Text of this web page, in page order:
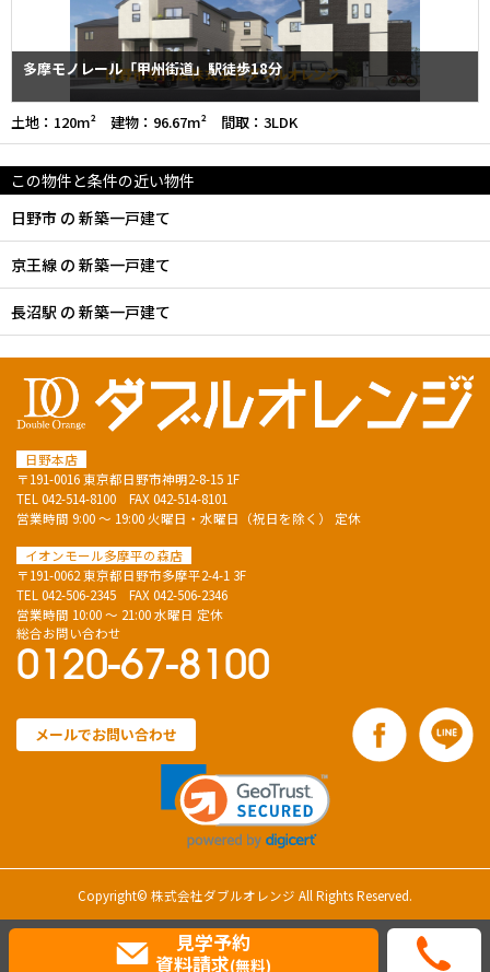
多摩モノレール「甲州街道」駅徒歩18分
土地：120m² 建物：96.67m² 間取：3LDK
この物件と条件の近い物件
日野市 の 新築一戸建て
京王線 の 新築一戸建て
長沼駅 の 新築一戸建て
日野本店
〒191-0016 東京都日野市神明2-8-15 1F
TEL 042-514-8100 FAX 042-514-8101
営業時間 9:00 ～ 19:00 火曜日・水曜日（祝日を除く） 定休
イオンモール多摩平の森店
〒191-0062 東京都日野市多摩平2-4-1 3F
TEL 042-506-2345 FAX 042-506-2346
営業時間 10:00 ～ 21:00 水曜日 定休
総合お問い合わせ
0120-67-8100
メールでお問い合わせ
Copyright© 株式会社ダブルオレンジ All Rights Reserved.
見学予約
資料請求(無料)